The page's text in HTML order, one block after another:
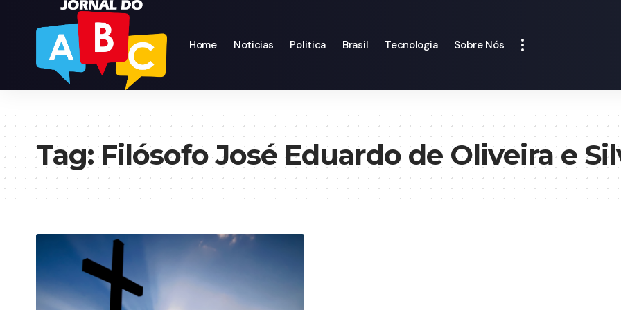
Home Noticias Politica Brasil Tecnologia Sobre Nós
Tag:Filósofo José Eduardo de Oliveira e